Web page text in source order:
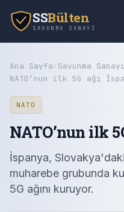
SSBülten
SAVUNMA SANAYI
Ana Sayfa› Savunma Sanayi
NATO’nun ilk 5G ağı
NATO
NATO’nun ilk
İspanya,
muharebe grubunda
5G ağını kuruyor.